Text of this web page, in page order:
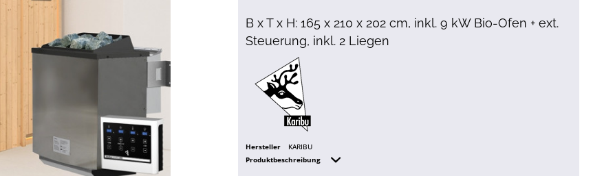
B x T x H: 165 x 210 x 202 cm, inkl. 9 kW Bio-Ofen + ext.
Steuerung, inkl. 2 Liegen
Hersteller
KARIBU
Produktbeschreibung